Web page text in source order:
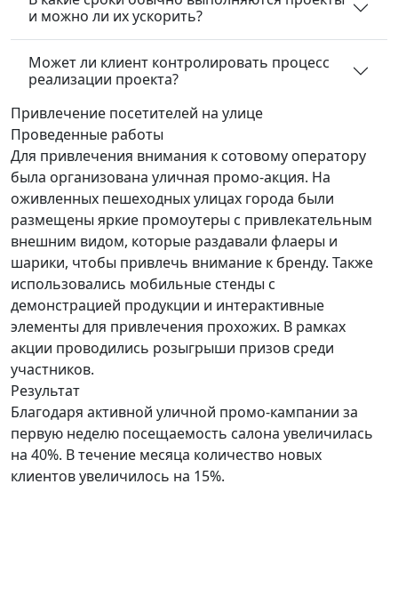
и можно ли их ускорить?
Может ли клиент контролировать процесс
реализации проекта?
Привлечение посетителей на улице
Проведенные работы
Для привлечения внимания к сотовому оператору
была организована уличная промо-акция. На
оживленных пешеходных улицах города были
размещены яркие промоутеры с привлекательным
внешним видом, которые раздавали флаеры и
шарики, чтобы привлечь внимание к бренду. Также
использовались мобильные стенды с
демонстрацией продукции и интерактивные
элементы для привлечения прохожих. В рамках
акции проводились розыгрыши призов среди
участников.
Результат
Благодаря активной уличной промо-кампании за
первую неделю посещаемость салона увеличилась
на 40%. В течение месяца количество новых
клиентов увеличилось на 15%.